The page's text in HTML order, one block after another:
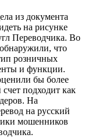
из документа
на рисунке
Переводчика. Во
что
розничных
и функции.
бы более
подходит как
На
на русский
мошенников